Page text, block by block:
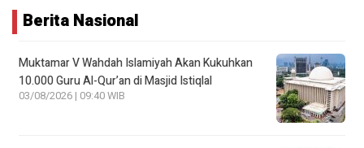
Berita Nasional
Muktamar V Wahdah Islamiyah Akan Kukuhkan
10.000 Guru Al-Qur’an di Masjid Istiqlal
03/08/2026 | 09:40 WIB